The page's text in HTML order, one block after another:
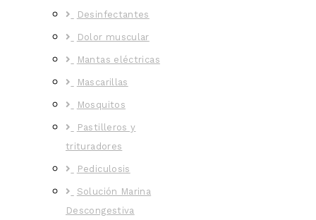
Desinfectantes
Dolor muscular
Mantas eléctricas
Mascarillas
Mosquitos
Pastilleros y
trituradores
Pediculosis
Solución Marina
Descongestiva